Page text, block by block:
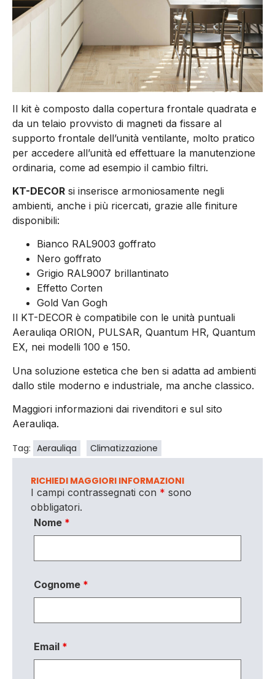
Il kit è composto dalla copertura frontale quadrata e
da un telaio provvisto di magneti da fissare al
supporto frontale dell’unità ventilante, molto pratico
per accedere all’unità ed effettuare la manutenzione
ordinaria, come ad esempio il cambio filtri.
KT-DECOR si inserisce armoniosamente negli
ambienti, anche i più ricercati, grazie alle finiture
disponibili:
Bianco RAL9003 goffrato
Nero goffrato
Grigio RAL9007 brillantinato
Effetto Corten
Gold Van Gogh
Il KT-DECOR è compatibile con le unità puntuali
Aerauliqa ORION, PULSAR, Quantum HR, Quantum
EX, nei modelli 100 e 150.
Una soluzione estetica che ben si adatta ad ambienti
dallo stile moderno e industriale, ma anche classico.
Maggiori informazioni dai rivenditori e sul sito
Aerauliqa.
Tag: Aerauliqa Climatizzazione
RICHIEDI MAGGIORI INFORMAZIONI
I campi contrassegnati con * sono
obbligatori.
Nome *
Cognome *
Email *